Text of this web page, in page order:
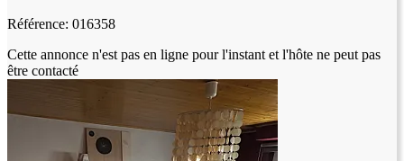
Référence: 016358
Cette annonce n'est pas en ligne pour l'instant et l'hôte ne peut pas
être contacté